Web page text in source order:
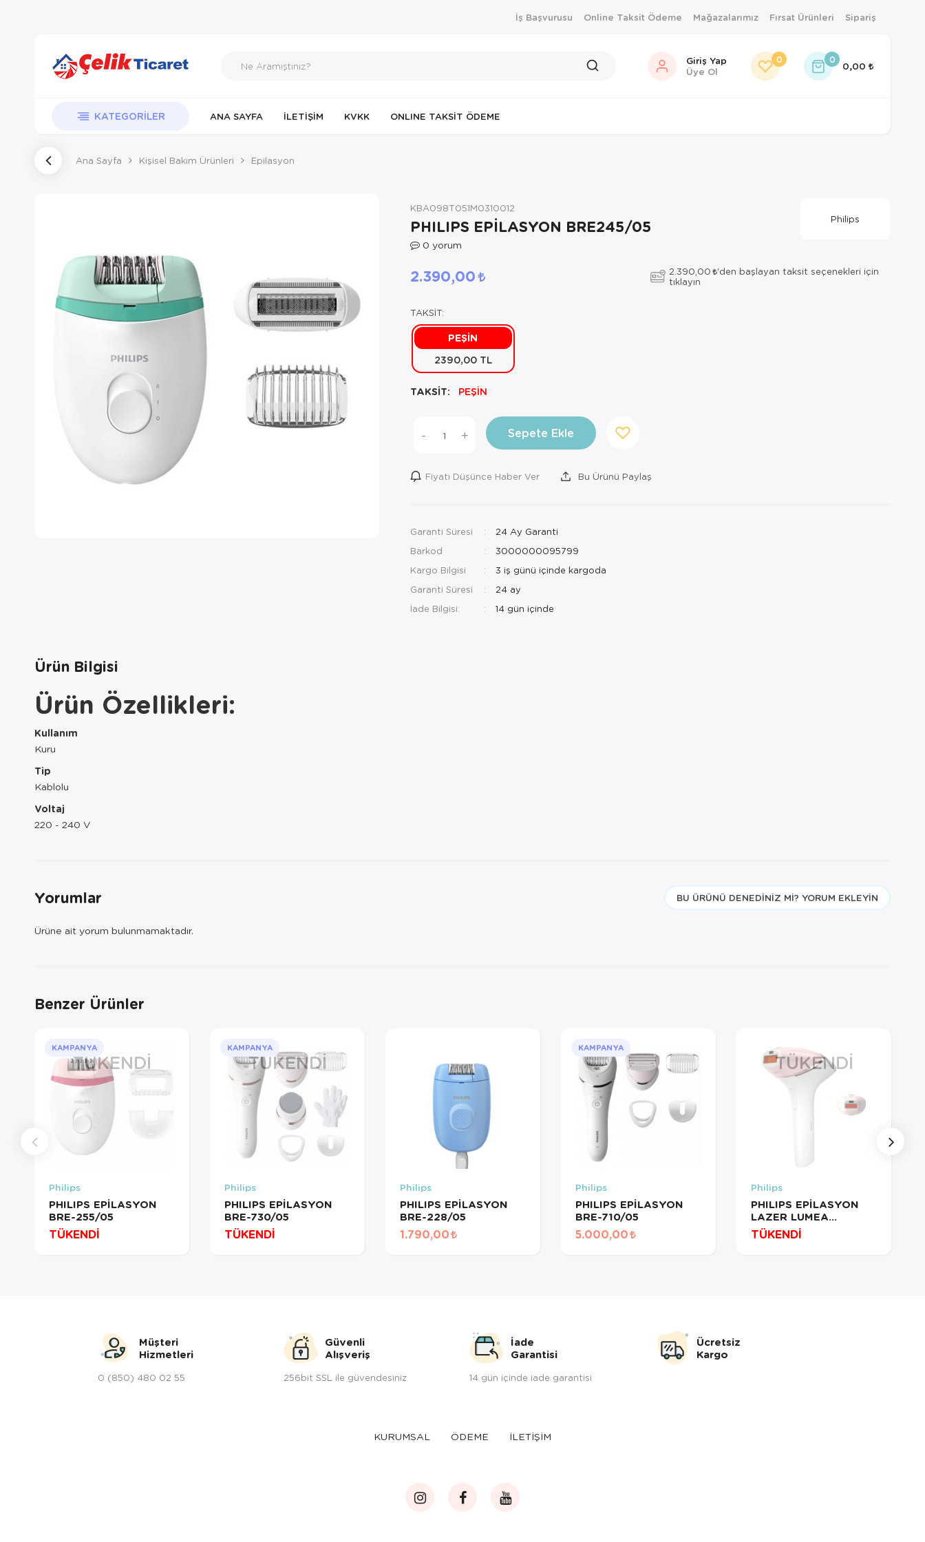
İş Başvurusu Online Taksit Ödeme Mağazalarımız Fırsat Ürünleri Sipariş
Giriş Yap
Üye Ol
0 0
0,00
KATEGORILER ANA SAYFA İLETIŞIM KVKK ONLINE TAKSIT ÖDEME
Ana Sayfa Kişisel Bakım Ürünleri Epilasyon
KBA098T051M0310012
PHILIPS EPİLASYON BRE245/05
0 yorum
Philips
2.390,00 2.390,00 'den başlayan taksit seçenekleri için
tıklayın
TAKSİT:
PEŞİN
2390,00 TL
TAKSİT: PEŞİN
- + Sepete Ekle
Fiyatı Düşünce Haber Ver Bu Ürünü Paylaş
Garanti Süresi
24 Ay Garanti
Barkod
3000000095799
Kargo Bilgisi
3 iş günü içinde kargoda
Garanti Süresi
24 ay
İade Bilgisi:
Ürün Bilgisi
Ürün Özellikleri:
Kullanım
Kuru
Tip
Kablolu
Voltaj
220 - 240 V
Yorumlar BU ÜRÜNÜ DENEDINIZ MI? YORUM EKLEYIN
Ürüne ait yorum bulunmamaktadır.
Benzer Ürünler
TÜKENDI
KAMPANYA
Philips
PHILIPS EPİLASYON
BRE-255/05
TÜKENDİ
TÜKENDI
KAMPANYA
Philips
PHILIPS EPİLASYON
BRE-730/05
TÜKENDİ
Philips
PHILIPS EPİLASYON
BRE-228/05
1.790,00
KAMPANYA
Philips
PHILIPS EPİLASYON
BRE-710/05
5.000,00
TÜKENDI
Philips
PHILIPS EPİLASYON
LAZER LUMEA
BRI950/00
TÜKENDİ
Müşteri
Hizmetleri
0 (850) 480 02 55
Güvenli
Alışveriş
256bit SSL ile güvendesiniz
İade
Garantisi
14 gün içinde iade garantisi
Ücretsiz
Kargo
KURUMSAL ÖDEME İLETİŞİM